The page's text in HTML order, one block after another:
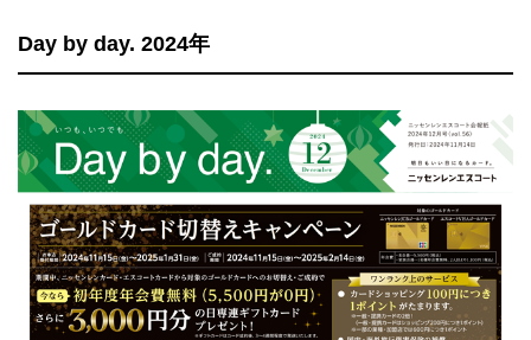
Day by day. 2024年